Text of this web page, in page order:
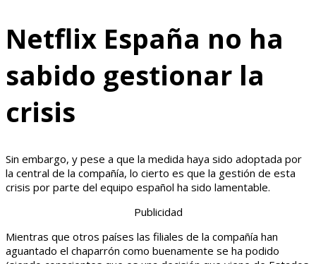
Netflix España no ha
sabido gestionar la
crisis
Sin embargo, y pese a que la medida haya sido adoptada por
la central de la compañía, lo cierto es que la gestión de esta
crisis por parte del equipo español ha sido lamentable.
Publicidad
Mientras que otros países las filiales de la compañía han
aguantado el chaparrón como buenamente se ha podido